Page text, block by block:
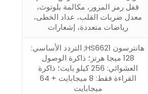
قفل رمز المرور، مكالمة بلوتوث،
معدل ضربات القلب، عداد الخطى،
رياضات متعددة، إشعارات
هانترسون HS6621; التردد الأساسي:
128 ميجا هرتز؛ ذاكرة الوصول
العشوائي: 256 كيلو بايت؛ ذاكرة
القراءة فقط: 8 ميجابايت + 64
ميجابايت